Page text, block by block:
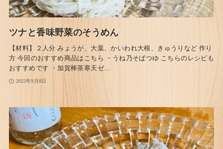
ツナと香味野菜のそうめん
【材料】２人分 みょうが、大葉、かいわれ大根、きゅうりなど 作り
方 今回のおすすめ商品はこちら ・うね乃そばつゆ こちらのレシピも
おすすめです ・加賀棒茶寒天ゼ…
2022年9月8日